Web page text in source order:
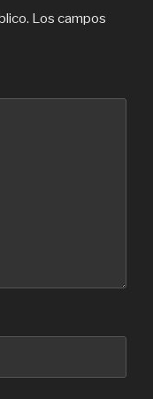
Los campos